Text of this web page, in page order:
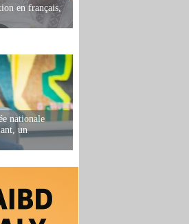
en français,
nationale
un